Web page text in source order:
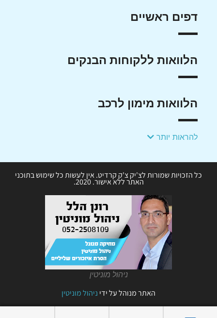
דפים ראשיים
הלוואות ללקוחות הבנקים
הלוואות מימון לרכב
להראות יותר
כל הזכויות שמורות לצ'יק צ'ק קרדיט. אין לעשות כל שימוש בתוכני
האתר ללא אישור. 2020.
ניהול מוניטין
האתר מנוהל על ידי ניהול מוניטין